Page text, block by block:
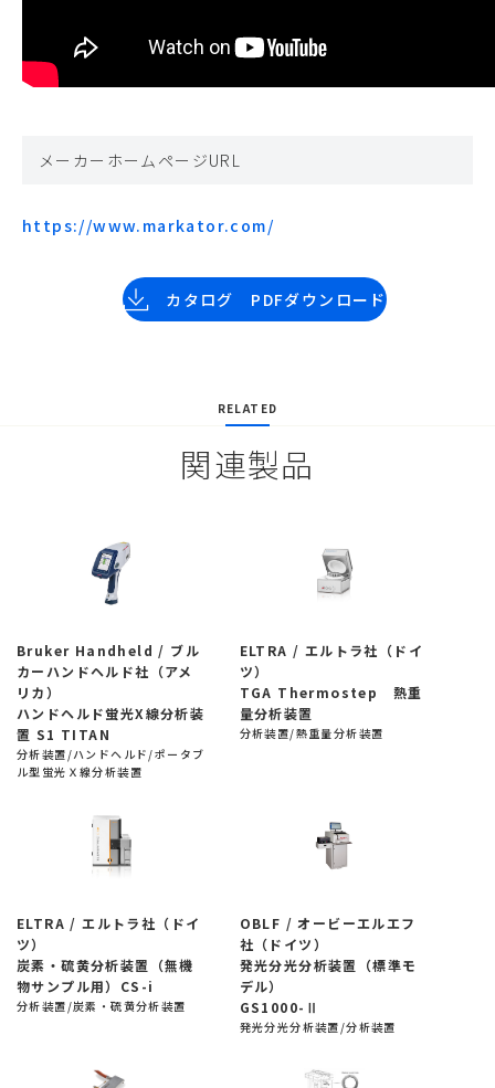
メーカーホームページURL
https://www.markator.com/
カタログ PDFダウンロード
RELATED
関連製品
Bruker Handheld / ブル
カーハンドヘルド社（アメ
リカ）
ハンドヘルド蛍光X線分析装
置 S1 TITAN
分析装置/ハンドヘルド/ポータブ
ル型蛍光Ｘ線分析装置
ELTRA / エルトラ社（ドイ
ツ）
TGA Thermostep 熱重
量分析装置
分析装置/熱重量分析装置
ELTRA / エルトラ社（ドイ
ツ）
炭素・硫黄分析装置（無機
物サンプル用）CS-i
分析装置/炭素・硫黄分析装置
OBLF / オービーエルエフ
社（ドイツ）
発光分光分析装置（標準モ
デル）
GS1000-Ⅱ
発光分光分析装置/分析装置